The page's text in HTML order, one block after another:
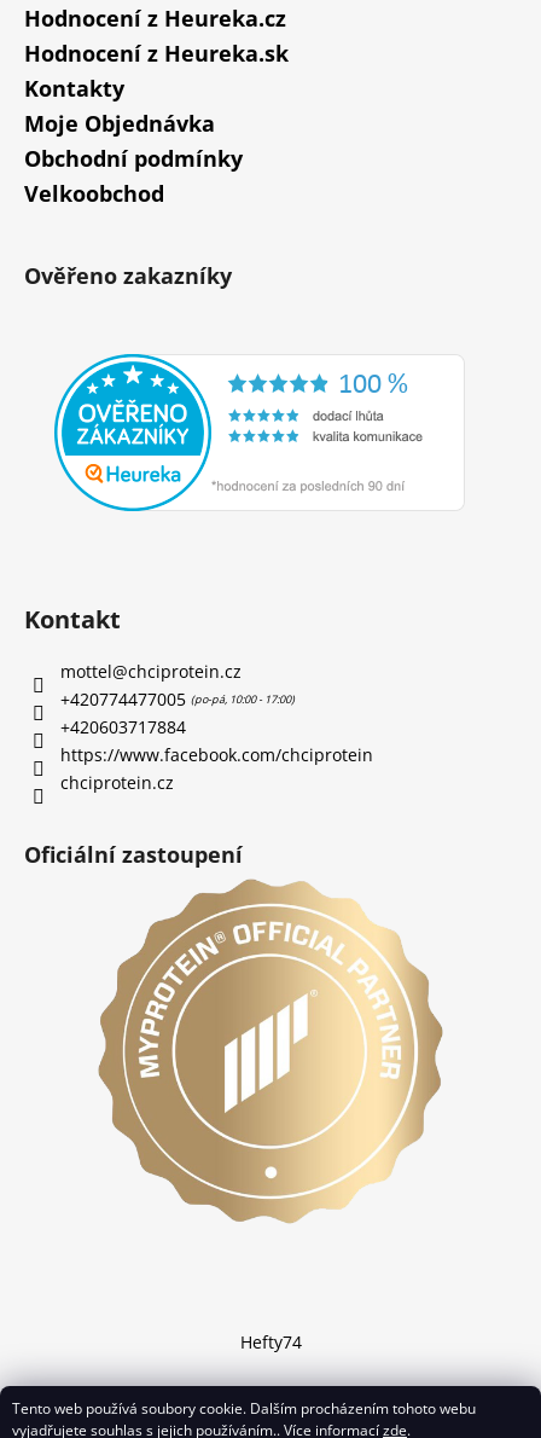
Tento web používá soubory cookie. Dalším procházením tohoto webu
vyjadřujete souhlas s jejich používáním.. Více informacízde.
Hodnocení z Heureka.cz
Hodnocení z Heureka.sk
Kontakty
Moje Objednávka
Obchodní podmínky
Velkoobchod
Ověřeno zakazníky
Kontakt
mottel@chciprotein.cz
+420774477005
+420603717884
https://www.facebook.com/chciprotein
chciprotein.cz
Oficiální zastoupení
Hefty74